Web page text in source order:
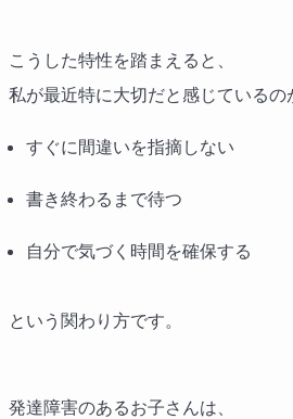
こうした特性を踏まえると、
私が最近特に大切だと感じているの
すぐに間違いを指摘しない
書き終わるまで待つ
自分で気づく時間を確保する
という関わり方です。
発達障害のあるお子さんは、